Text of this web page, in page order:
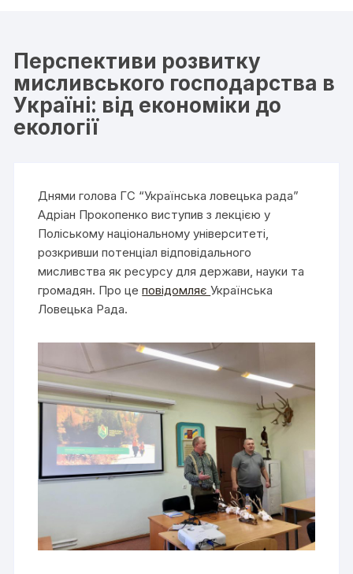
Перспективи розвитку
мисливського господарства в
Україні: від економіки до
екології
Днями голова ГС “Українська ловецька рада”
Адріан Прокопенко виступив з лекцією у
Поліському національному університеті,
розкривши потенціал відповідального
мисливства як ресурсу для держави, науки та
громадян. Про цеповідомляєУкраїнська
Ловецька Рада.